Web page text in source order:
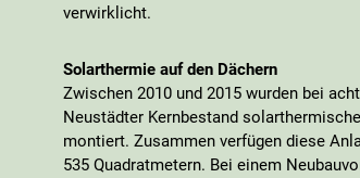
verwirklicht.
Solarthermie auf den Dächern
Zwischen 2010 und 2015 wurden bei
Neustädter Kernbestand
montiert. Zusammen verfügen diese
535 Quadratmetern. Bei einem